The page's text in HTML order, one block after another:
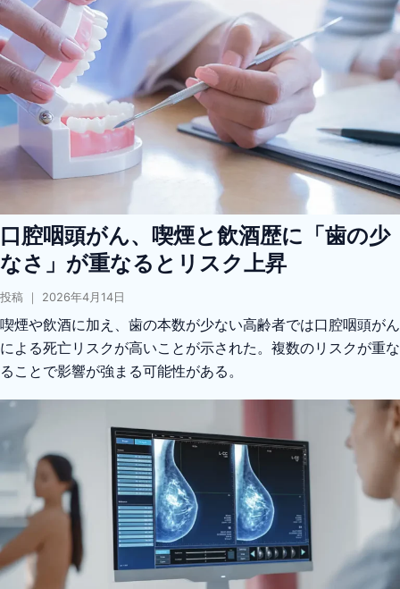
口腔咽頭がん、喫煙と飲酒歴に「歯の少
なさ」が重なるとリスク上昇
投稿 ｜ 2026年4月14日
喫煙や飲酒に加え、歯の本数が少ない高齢者では口腔咽頭がん
による死亡リスクが高いことが示された。複数のリスクが重な
ることで影響が強まる可能性がある。